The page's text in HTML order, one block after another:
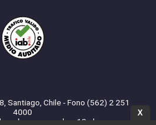
Santiago, Chile - Fono (562) 2 251
4000
reservados. 13.cl
X